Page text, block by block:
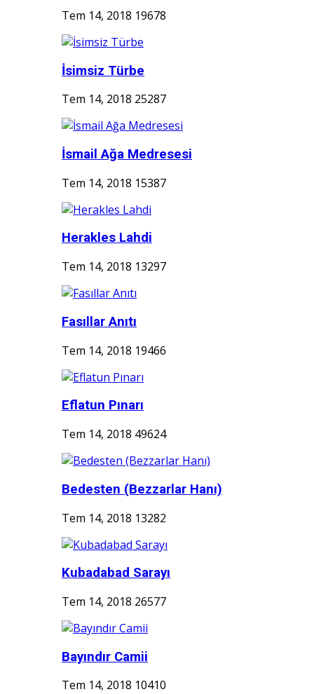
Tem 14, 2018 19678
İsimsiz Türbe
Tem 14, 2018 25287
İsmail Ağa Medresesi
Tem 14, 2018 15387
Herakles Lahdi
Tem 14, 2018 13297
Fasıllar Anıtı
Tem 14, 2018 19466
Eflatun Pınarı
Tem 14, 2018 49624
Bedesten (Bezzarlar Hanı)
Tem 14, 2018 13282
Kubadabad Sarayı
Tem 14, 2018 26577
Bayındır Camii
Tem 14, 2018 10410